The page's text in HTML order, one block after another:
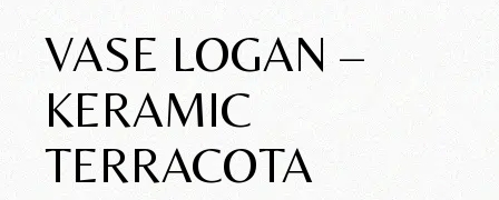
VASE LOGAN –
KERAMIC
TERRACOTA